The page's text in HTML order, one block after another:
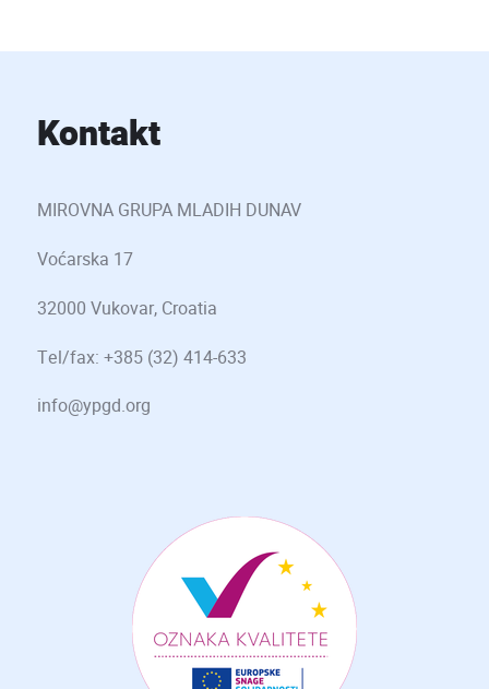
Kontakt
MIROVNA GRUPA MLADIH DUNAV
Voćarska 17
32000 Vukovar, Croatia
Tel/fax: +385 (32) 414-633
info@ypgd.org